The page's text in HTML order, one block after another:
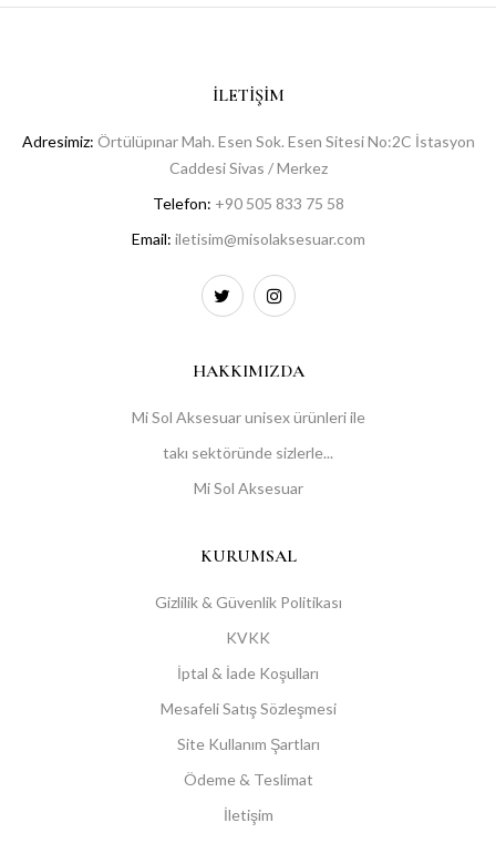
İLETIŞIM
Adresimiz: Örtülüpınar Mah. Esen Sok. Esen Sitesi No:2C İstasyon
Caddesi Sivas / Merkez
Telefon: +90 505 833 75 58
Email: iletisim@misolaksesuar.com
HAKKIMIZDA
Mi Sol Aksesuar unisex ürünleri ile
takı sektöründe sizlerle...
Mi Sol Aksesuar
KURUMSAL
Gizlilik & Güvenlik Politikası
KVKK
İptal & İade Koşulları
Mesafeli Satış Sözleşmesi
Site Kullanım Şartları
Ödeme & Teslimat
İletişim